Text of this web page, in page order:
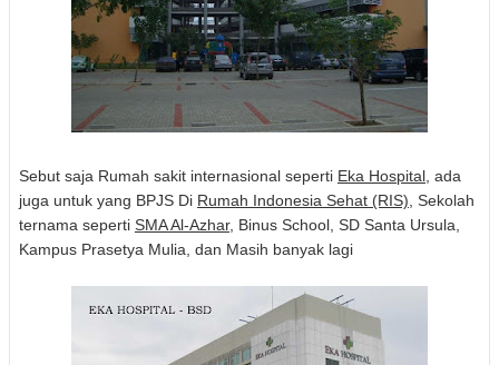
Sebut saja Rumah sakit internasional seperti Eka Hospital , ada
juga untuk yang BPJS Di Rumah Indonesia Sehat (RIS) , Sekolah
ternama seperti SMA Al-Azhar, Binus School, SD Santa Ursula,
Kampus Prasetya Mulia, dan Masih banyak lagi